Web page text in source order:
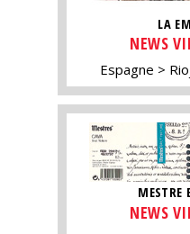
LA
NEWS
Espagne
MESTRE
NEWS